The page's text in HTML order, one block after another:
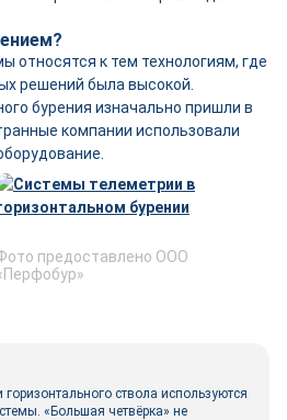
относятся к тем технологиям, где
решений была высокой.
бурения изначально пришли в
компании использовали
предоставлено ООО
ствола используются
«Большая четвёрка» не